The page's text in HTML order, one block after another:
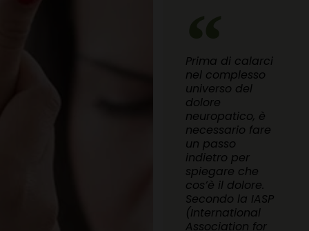
Prima di calarci
nel complesso
universo del
dolore
neuropatico, è
necessario fare
un passo
indietro per
spiegare che
cos’è il dolore.
Secondo la IASP
(International
Association for